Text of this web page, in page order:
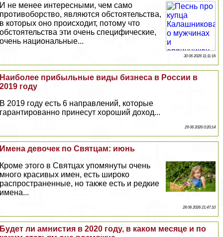
И не менее интересными, чем само
противоборство, являются обстоятельства,
в которых оно происходит, потому что
обстоятельства эти очень специфические,
очень национальные...
30 06 2026 11:11:16
Наиболее прибыльные виды бизнеса в России в
2019 году
В 2019 году есть 6 направлений, которые
гарантированно принесут хороший доход...
29 06 2026 0:20:14
Имена девочек по Святцам: июнь
Кроме этого в Святцах упомянуты очень
много красивых имен, есть широко
распространенные, но также есть и редкие
имена...
28 06 2026 21:47:10
Будет ли амнистия в 2020 году, в каком месяце и по